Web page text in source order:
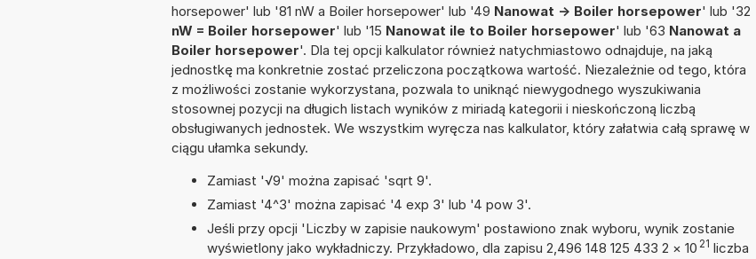
horsepower' lub '81 nW a Boiler horsepower' lub '49 Nanowat -> Boiler horsepower' lub '32
nW = Boiler horsepower' lub '15 Nanowat ile to Boiler horsepower' lub '63 Nanowat a
Boiler horsepower'. Dla tej opcji kalkulator również natychmiastowo odnajduje, na jaką
jednostkę ma konkretnie zostać przeliczona początkowa wartość. Niezależnie od tego, która
z możliwości zostanie wykorzystana, pozwala to uniknąć niewygodnego wyszukiwania
stosownej pozycji na długich listach wyników z miriadą kategorii i nieskończoną liczbą
obsługiwanych jednostek. We wszystkim wyręcza nas kalkulator, który załatwia całą sprawę w
ciągu ułamka sekundy.
Zamiast '√9' można zapisać 'sqrt 9'.
Zamiast '4^3' można zapisać '4 exp 3' lub '4 pow 3'.
Jeśli przy opcji 'Liczby w zapisie naukowym' postawiono znak wyboru, wynik zostanie
wyświetlony jako wykładniczy. Przykładowo, dla zapisu 2,496 148 125 433 2 × 10 21 liczba